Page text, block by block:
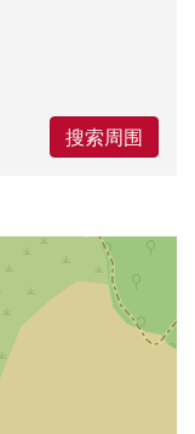
搜索周围